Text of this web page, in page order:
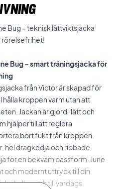
Bug – teknisk lättviktsjacka
Bug – smart träningsjacka för
från Victor är skapad för
kroppen varm utan att
Jackan är gjord i lätt och
hjälper till att reglera
bort fukt från kroppen.
hel dragkedja och ribbade
för en bekväm passform. June
och modernt uttryck till din
i hallen och till vardags.